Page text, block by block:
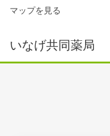
マップを見る
いなげ共同薬局